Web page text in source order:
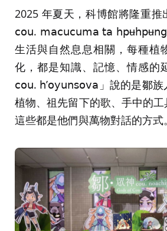
2025 年夏天，科博館將隆重推
𝖼𝗈𝗎. 𝗆𝖺𝖼𝗎𝖼𝗎𝗆𝖺 𝗍𝖺
生活與自然息息相關，每種植
化，都是知識、記憶、情感的
𝖼𝗈𝗎. 𝗁’𝗈𝗒𝗎𝗇𝗌𝗈𝗏𝖺」說的是鄒
植物、祖先留下的歌、手中的工
這些都是他們與萬物對話的方式。